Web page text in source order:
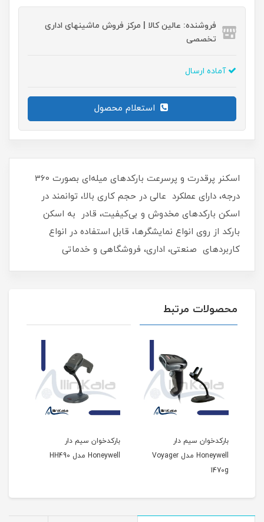
فروشنده: عالین کالا | مرکز فروش ماشینهای اداری
تخصصی
آماده ارسال
اسکنر پرقدرت و پرسرعت بارکدهای میله‌ای بصورت 360
درجه، دارای عملکرد عالی در حجم کاری بالا، توانمند در
اسکن بارکدهای مخدوش و بی‌کیفیت، قادر به اسکن
بارکد از روی انواع نمایشگرها، قابل استفاده در انواع
کاربردهای صنعتی، اداری، فروشگاهی و خدماتی
محصولات مرتبط
بارکدخوان سیم دار
Honeywell مدل Voyager
1470g
بارکدخوان سیم دار
Honeywell مدل HH490